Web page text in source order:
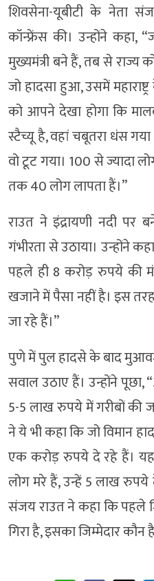
शिवसेना-यूबीटी के नेता
कॉन्फ्रेंस की। उन्होंने कहा,
मुख्यमंत्री बने हैं, तब से राज्य
जो हादसा हुआ, उसमें
को आपने देखा होगा कि
स्टैच्यू है, वहां चबूतरा धंस
वो टूट गया। 100 से ज्यादा
तक 40 लोग लापता हैं।”
राउत ने इंद्रायणी नदी
गंभीरता से उठाया। उन्होंने
पहले ही 8 करोड़ रुपये की
खजाने में पैसा नहीं है। इस
जा रहे हैं।”
पुणे में पुल हादसे के बाद
सवाल उठाए हैं। उन्होंने
5-5 लाख रुपये में गरीबों की
ने ये भी कहा कि जो विमान
एक करोड़ रुपये दे रहे हैं।
लोग मरे हैं, उन्हें 5 लाख रुपये
संजय राउत ने कहा कि पहले
गिरा है, इसका जिम्मेदार कौन